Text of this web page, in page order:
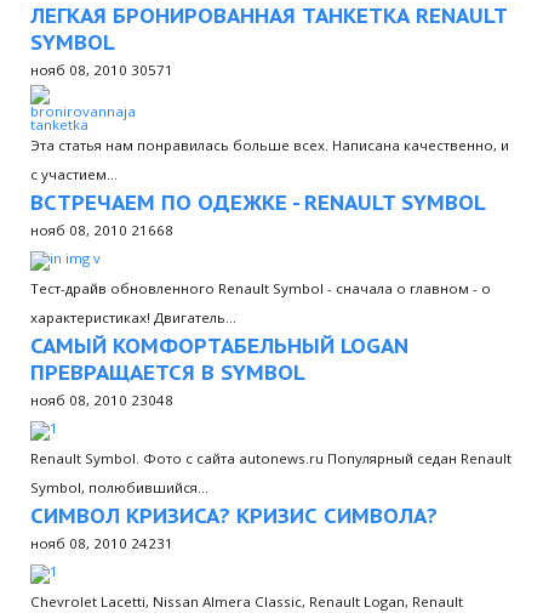
ЛЕГКАЯ БРОНИРОВАННАЯ ТАНКЕТКА RENAULT
SYMBOL
нояб 08, 2010 30571
Эта статья нам понравилась больше всех. Написана качественно, и
с участием…
ВСТРЕЧАЕМ ПО ОДЕЖКЕ - RENAULT SYMBOL
нояб 08, 2010 21668
Тест-драйв обновленного Renault Symbol - сначала о главном - о
характеристиках! Двигатель…
САМЫЙ КОМФОРТАБЕЛЬНЫЙ LOGAN
ПРЕВРАЩАЕТСЯ В SYMBOL
нояб 08, 2010 23048
Renault Symbol. Фото с сайта autonews.ru Популярный седан Renault
Symbol, полюбившийся…
СИМВОЛ КРИЗИСА? КРИЗИС СИМВОЛА?
нояб 08, 2010 24231
Chevrolet Lacetti, Nissan Almera Classic, Renault Logan, Renault